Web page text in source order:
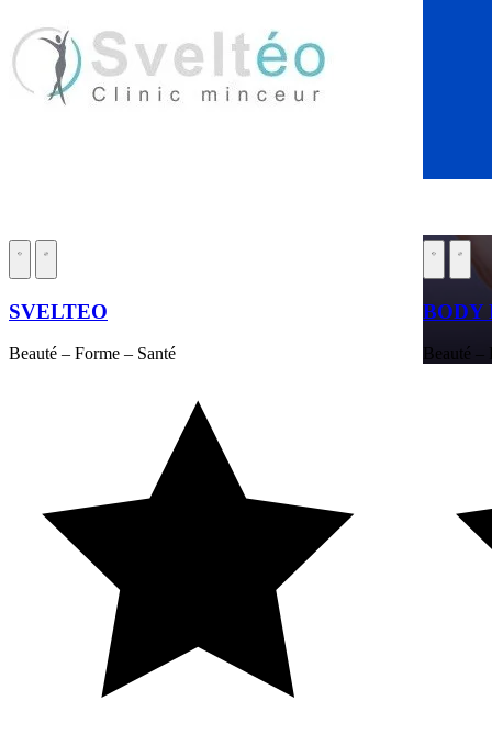
SVELTEO
Beauté – Forme – Santé
BODY
Beauté –